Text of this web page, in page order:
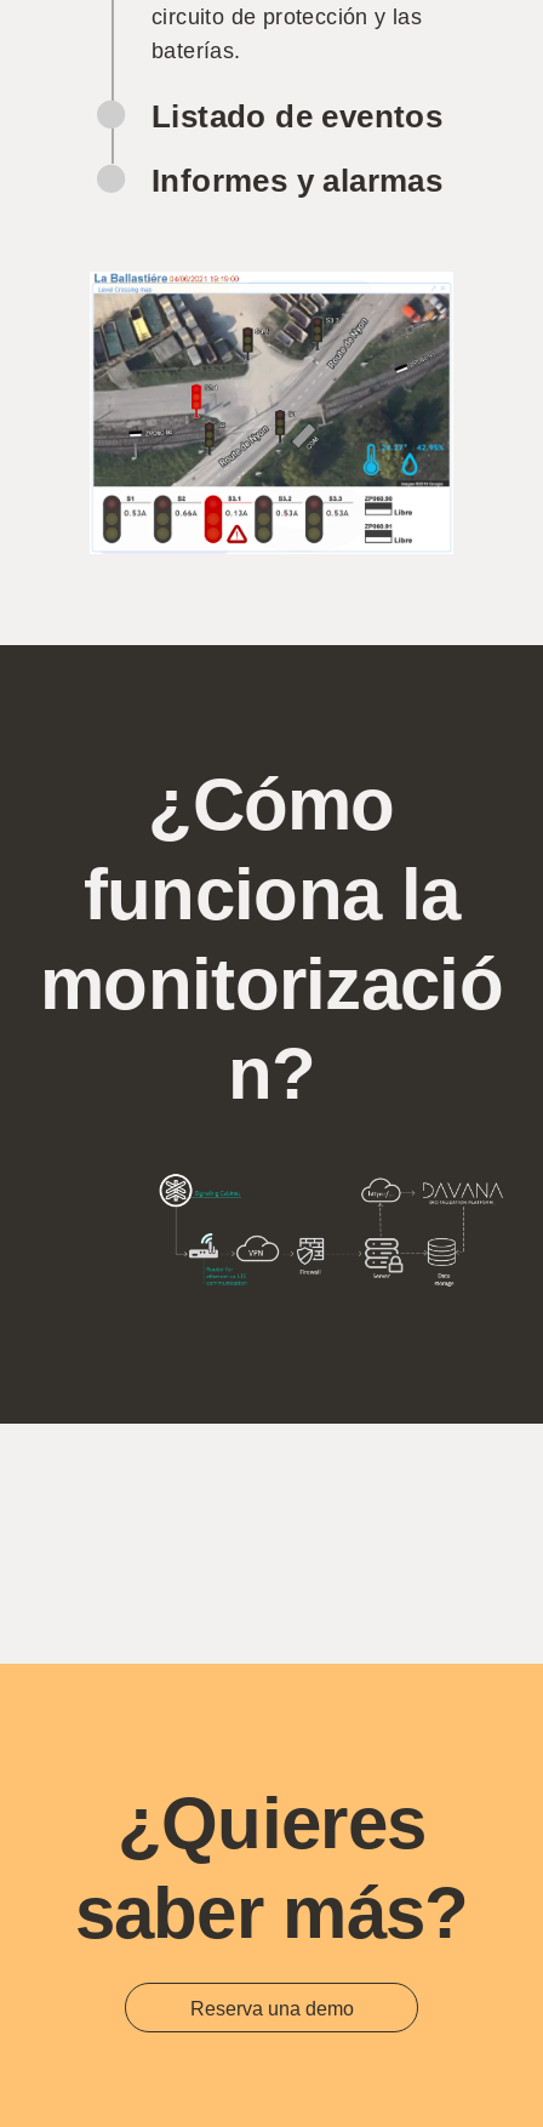
circuito de protección y las
baterías.
Listado de eventos
Informes y alarmas
¿Cómo
funciona la
monitorizació
n?
¿Quieres
saber más?
Reserva una demo